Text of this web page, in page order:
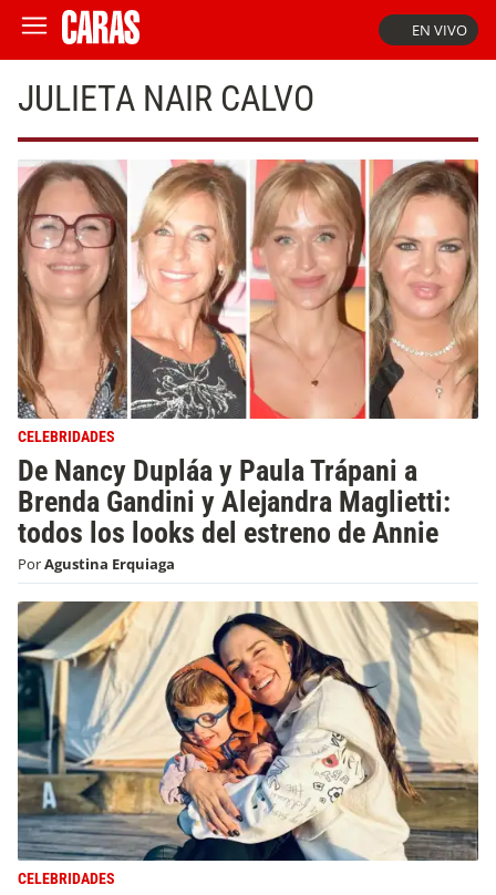
EN VIVO
JULIETA NAIR CALVO
CELEBRIDADES
De Nancy Dupláa y Paula Trápani a
Brenda Gandini y Alejandra Maglietti:
todos los looks del estreno de Annie
PorAgustina Erquiaga
CELEBRIDADES